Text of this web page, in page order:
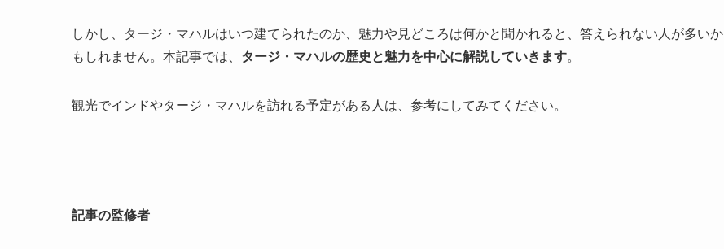
しかし、タージ・マハルはいつ建てられたのか、魅力や見どころは何かと聞かれると、答えられない人が多いか
もしれません。本記事では、 タージ・マハルの歴史と魅力を中心に解説していきます。
観光でインドやタージ・マハルを訪れる予定がある人は、参考にしてみてください。
記事の監修者